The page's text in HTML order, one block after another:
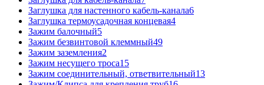
Заглушка для настенного кабель-канала6
Заглушка термоусадочная концевая4
Зажим балочный5
Зажим безвинтовой клеммный49
Зажим заземления2
Зажим несущего троса15
Зажим соединительный, ответвительный13